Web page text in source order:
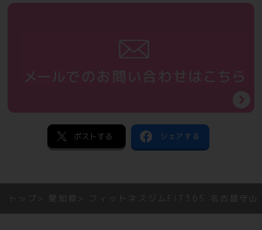
トップ 愛知県 フィットネスジムFIT365 名古屋守山